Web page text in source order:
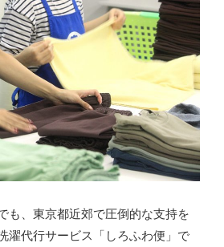
も、東京都近郊で圧倒的な支持を
濯代行サービス「しろふわ便」で